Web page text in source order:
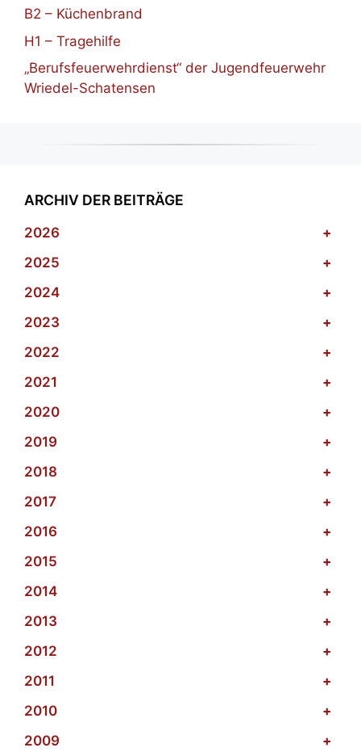
B2 – Küchenbrand
H1 – Tragehilfe
„Berufsfeuerwehrdienst“ der Jugendfeuerwehr
Wriedel-Schatensen
ARCHIV DER BEITRÄGE
2026
+
2025
+
2024
+
2023
+
2022
+
2021
+
2020
+
2019
+
2018
+
2017
+
2016
+
2015
+
2014
+
2013
+
2012
+
2011
+
2010
+
2009
+